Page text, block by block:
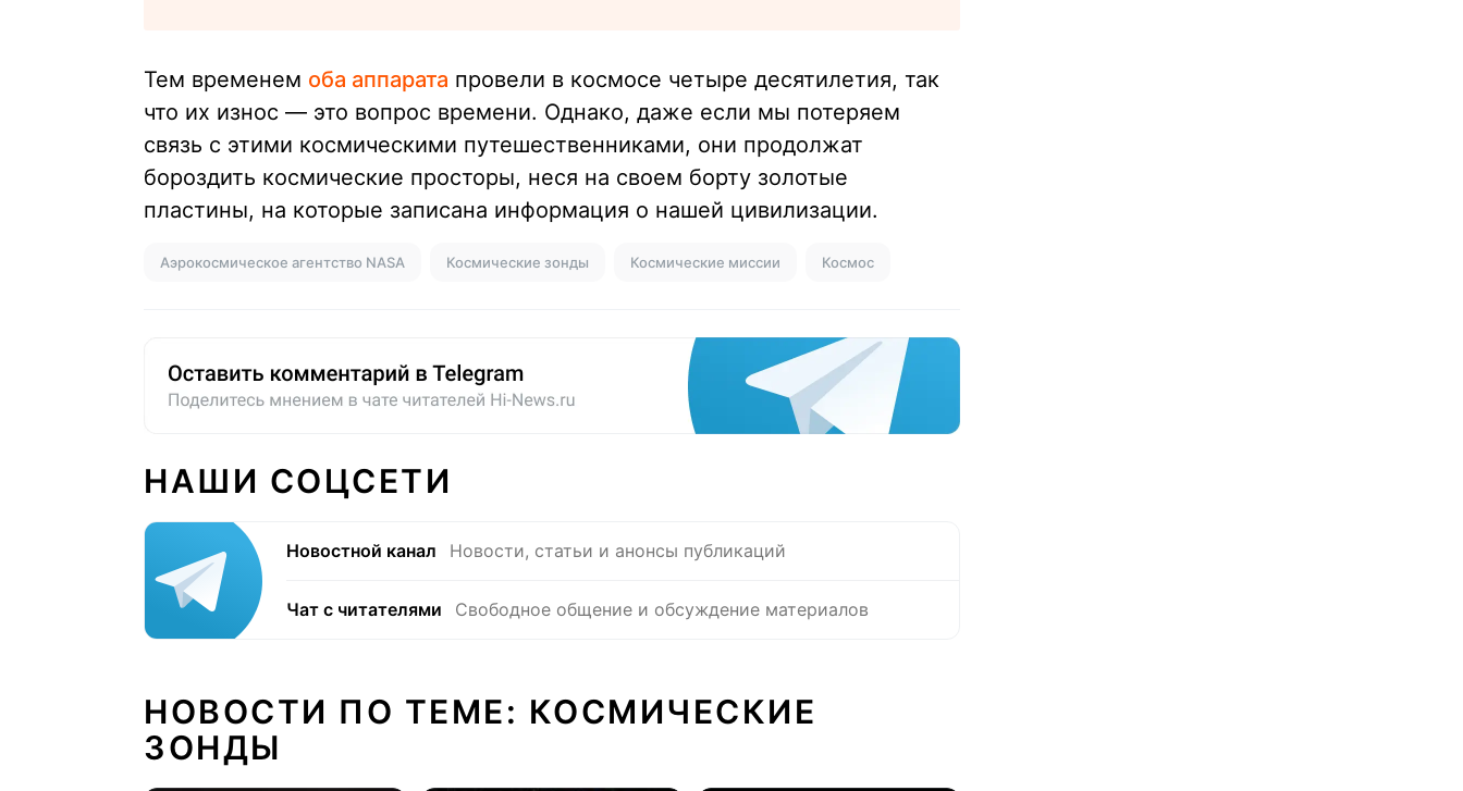
Тем временем оба аппарата провели в космосе четыре десятилетия, так
что их износ — это вопрос времени. Однако, даже если мы потеряем
связь с этими космическими путешественниками, они продолжат
бороздить космические просторы, неся на своем борту золотые
пластины, на которые записана информация о нашей цивилизации.
Аэрокосмическое агентство NASA Космические зонды Космические миссии Космос
НАШИ СОЦСЕТИ
Новостной канал Новости, статьи и анонсы публикаций
Чат с читателями Свободное общение и обсуждение материалов
НОВОСТИ ПО ТЕМЕ: КОСМИЧЕСКИЕ
ЗОНДЫ